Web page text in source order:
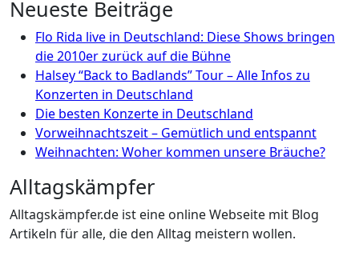
Neueste Beiträge
Flo Rida live in Deutschland: Diese Shows bringen
die 2010er zurück auf die Bühne
Halsey “Back to Badlands” Tour – Alle Infos zu
Konzerten in Deutschland
Die besten Konzerte in Deutschland
Vorweihnachtszeit – Gemütlich und entspannt
Weihnachten: Woher kommen unsere Bräuche?
Alltagskämpfer
Alltagskämpfer.de ist eine online Webseite mit Blog
Artikeln für alle, die den Alltag meistern wollen.